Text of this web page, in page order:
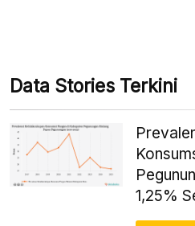
Data Stories Terkini
1,25%